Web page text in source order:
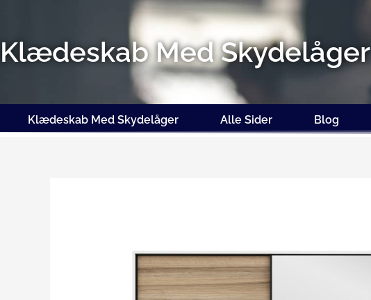
indholdet
Klædeskab Med Skydelåger
Klædeskab Med Skydelåger Alle Sider Blog